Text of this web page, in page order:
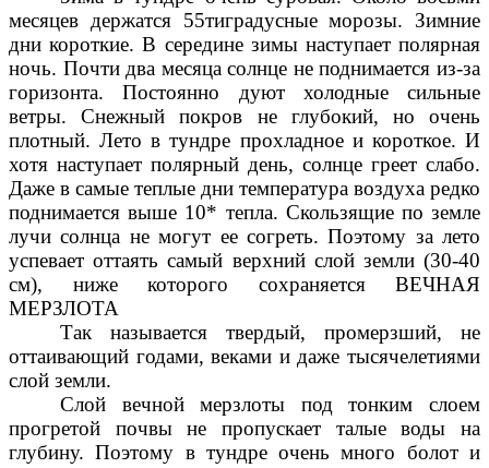
месяцев держатся 55тиградусные морозы. Зимние
дни короткие. В середине зимы наступает полярная
ночь. Почти два месяца солнце не поднимается из-за
горизонта. Постоянно дуют холодные сильные
ветры. Снежный покров не глубокий, но очень
плотный. Лето в тундре прохладное и короткое. И
хотя наступает полярный день, солнце греет слабо.
Даже в самые теплые дни температура воздуха редко
поднимается выше 10* тепла. Скользящие по земле
лучи солнца не могут ее согреть. Поэтому за лето
успевает оттаять самый верхний слой земли (30-40
см), ниже которого сохраняется ВЕЧНАЯ
МЕРЗЛОТА
Так называется твердый, промерзший, не
оттаивающий годами, веками и даже тысячелетиями
слой земли.
Слой вечной мерзлоты под тонким слоем
прогретой почвы не пропускает талые воды на
глубину. Поэтому в тундре очень много болот и